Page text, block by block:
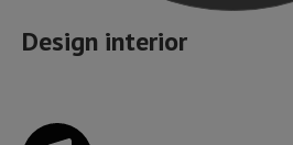
Design interior